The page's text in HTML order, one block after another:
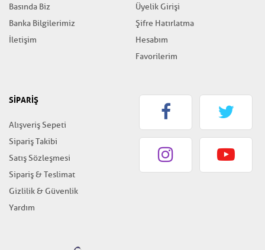
Basında Biz
Banka Bilgilerimiz
İletişim
Üyelik Girişi
Şifre Hatırlatma
Hesabım
Favorilerim
SİPARİŞ
Alışveriş Sepeti
Sipariş Takibi
Satış Sözleşmesi
Sipariş & Teslimat
Gizlilik & Güvenlik
Yardım